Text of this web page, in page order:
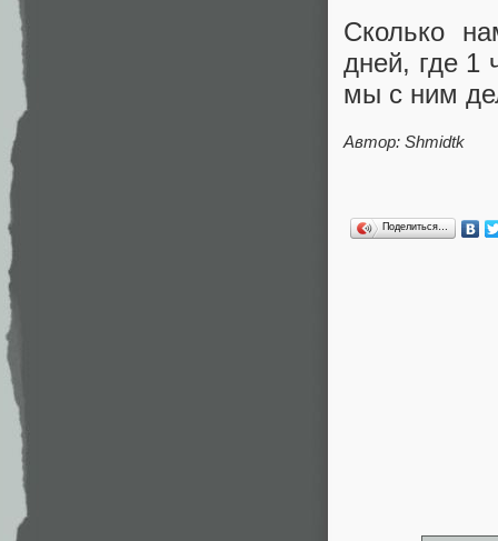
Сколько
дней, где 1
мы с ним
Автор: Shmidtk
Поделиться…